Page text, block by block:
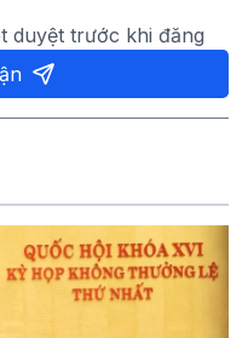
duyệt trước khi đăng